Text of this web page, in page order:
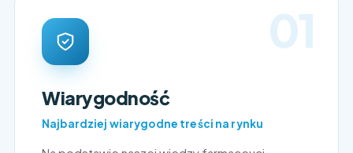
01
Wiarygodność
Najbardziej wiarygodne treści na rynku